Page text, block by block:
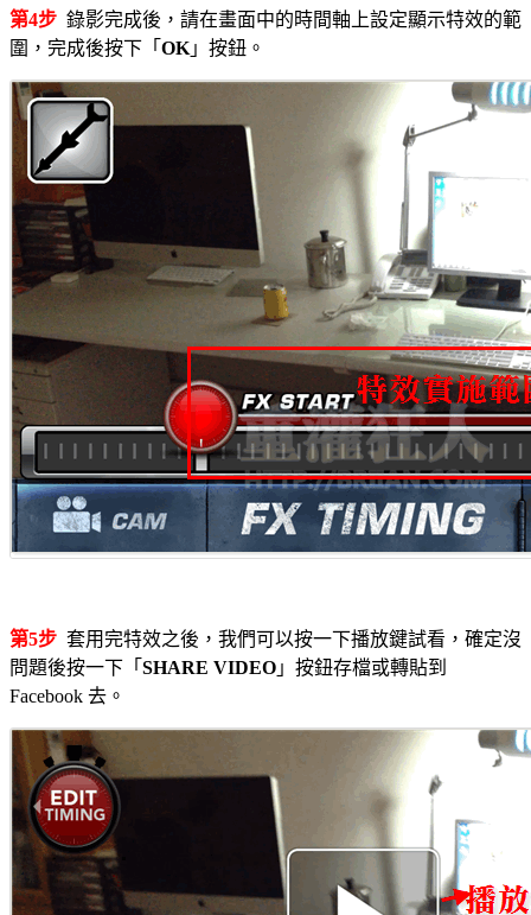
第4步 錄影完成後，請在畫面中的時間軸上設定顯示特效的範
圍，完成後按下「 OK 」按鈕。
第5步 套用完特效之後，我們可以按一下播放鍵試看，確定沒
問題後按一下「 SHARE VIDEO 」按鈕存檔或轉貼到
Facebook 去。